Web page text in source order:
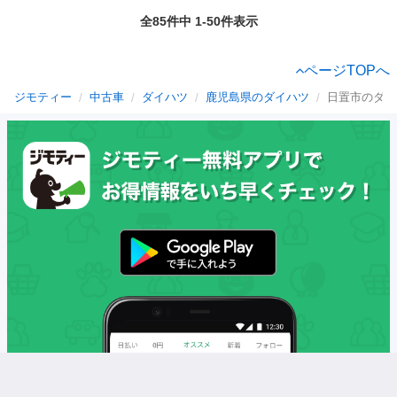
全85件中 1-50件表示
ページTOPへ
ジモティー 中古車 ダイハツ 鹿児島県のダイハツ 日置市のダ